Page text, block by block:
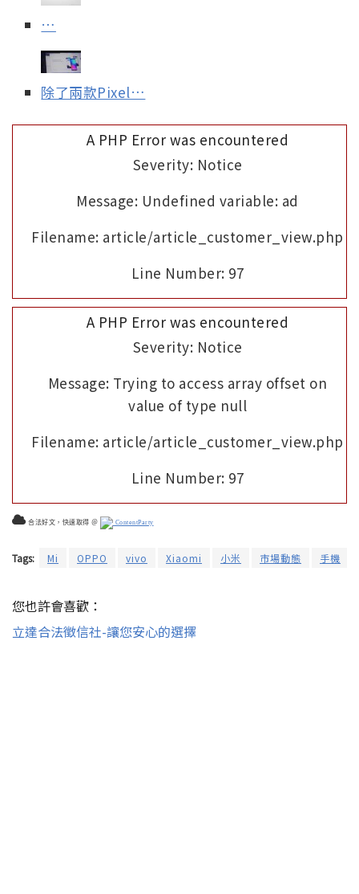
…
除了兩款Pixel…
A PHP Error was encountered
Severity: Notice
Message: Undefined variable: ad
Filename: article/article_customer_view.php
Line Number: 97
A PHP Error was encountered
Severity: Notice
Message: Trying to access array offset on
value of type null
Filename: article/article_customer_view.php
Line Number: 97
合法好文，快速取得 ＠ ContentParty
Tags: Mi OPPO vivo Xiaomi 小米 市場動態 手機
您也許會喜歡：
立達合法徵信社-讓您安心的選擇